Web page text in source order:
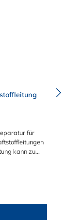
für
kann zu
2x
NW 5/16" - 6
S NW